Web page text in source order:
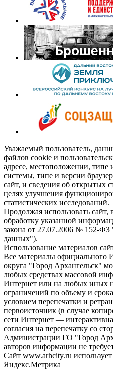
Уважаемый пользователь,
файлов cookie и
адресе, местоположении, типе
системы, типе и версии
сайт, и сведения об открытых
целях улучшения
статистических исследований.
Продолжая использовать сайт,
обработку указанной
закона от 27.07.2006 № 152-ФЗ
данных").
Использование материалов
Все материалы официального
округа "Город Архангельск"
любых средствах массовой
Интернет или на любых иных
ограничений по объему и
условием перепечатки и
первоисточник (в случае
сети Интернет —
согласия на перепечатку со
Администрации ГО "Город
авторов информации не
Сайт www.arhcity.ru
Яндекс.Метрика